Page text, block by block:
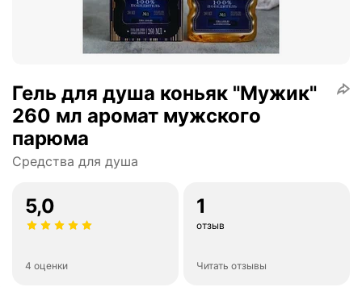
Гель для душа коньяк "Мужик"
260 мл аромат мужского
парюма
Средства для душа
5,0
4 оценки
1
отзыв
Читать отзывы